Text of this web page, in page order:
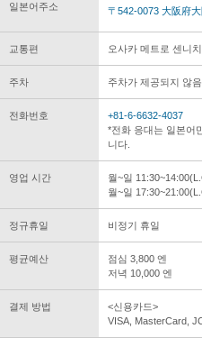
일본어주소 〒542-0073 大阪府
교통편 오사카 메트로 센니
주차 주차가 제공되지 않음
전화번호
+81-6-6632-4037
*전화 응대는 일본어
니다.
영업 시간
월~일
월~일
정규휴일 비정기 휴일
평균예산
점심 3,800 엔
저녁 10,000 엔
결제 방법
<신용카드>
VISA, MasterCard,